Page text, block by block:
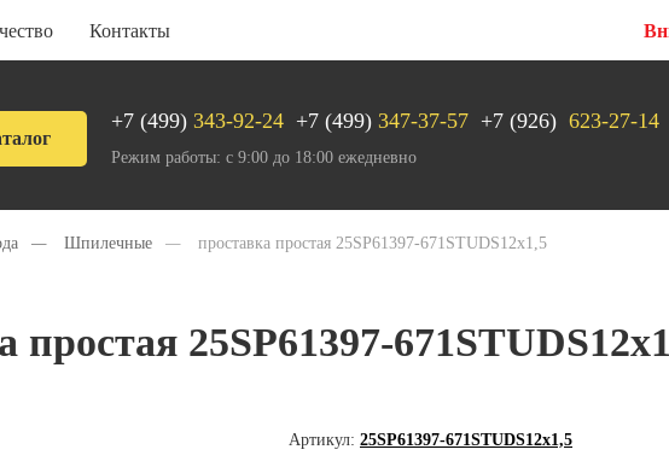
Контакты
+7 (499) 343-92-24 +7 (499) 347-37-57 +7 (926) 623-27-14
Режим работы: с 9:00 до 18:00 ежедневно
— Шпилечные — проставка простая 25SP61397-671STUDS12х1,5
простая 25SP61397-
Артикул: 25SP61397-671STUDS12х1,5